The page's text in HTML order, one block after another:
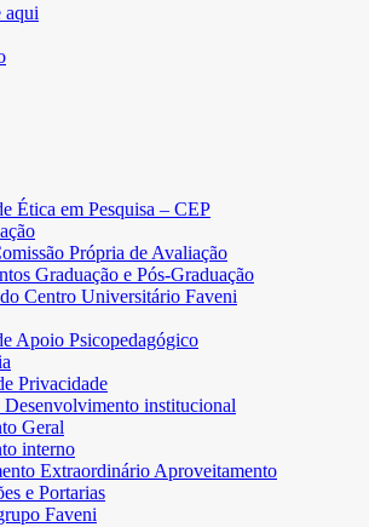
aqui
Ética em Pesquisa – CEP
Própria de Avaliação
Graduação e Pós-Graduação
Centro Universitário Faveni
Apoio Psicopedagógico
Privacidade
Desenvolvimento institucional
Geral
interno
Extraordinário Aproveitamento
e Portarias
Faveni